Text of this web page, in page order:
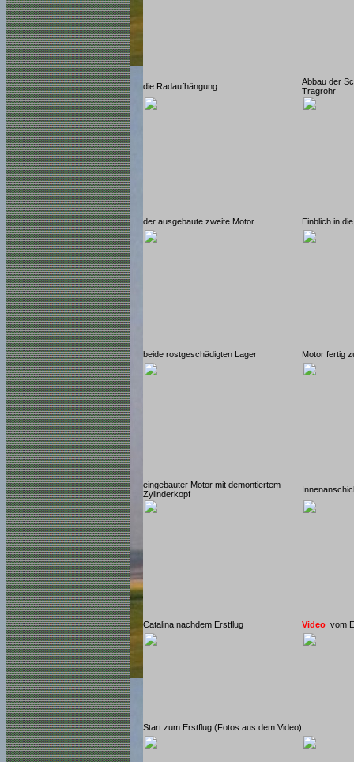
die Radaufhängung
Abbau der
Tragrohr
der ausgebaute zweite Motor Einblich in
beide rostgeschädigten Lager Motor fertig
eingebauter Motor mit demontiertem
Zylinderkopf
Catalina nachdem Erstflug Video vom
Start zum Erstflug (Fotos aus dem Video)